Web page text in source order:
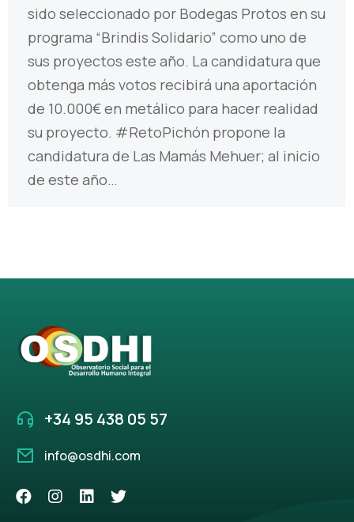
sido seleccionado por Bodegas Protos en su
programa “Brindis Solidario” como uno de
sus proyectos este año. La candidatura que
obtenga más votos recibirá una aportación
de 10.000€ en metálico para hacer realidad
su proyecto. #RetoPichón propone la
candidatura de Las Mamás Mehuer; al inicio
de este año…
+34 95 438 05 57
info@osdhi.com